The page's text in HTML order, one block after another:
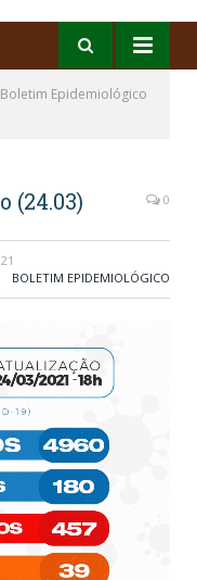
Boletim Epidemiológico
(24.03) 0
BOLETIM EPIDEMIOLÓGICO